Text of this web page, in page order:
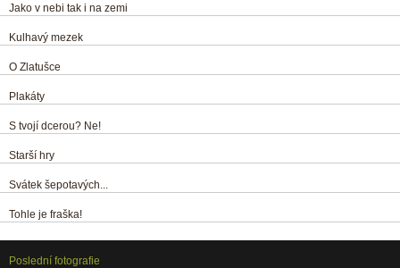
Jako v nebi tak i na zemi
Kulhavý mezek
O Zlatušce
Plakáty
S tvojí dcerou? Ne!
Starší hry
Svátek šepotavých...
Tohle je fraška!
Poslední fotografie